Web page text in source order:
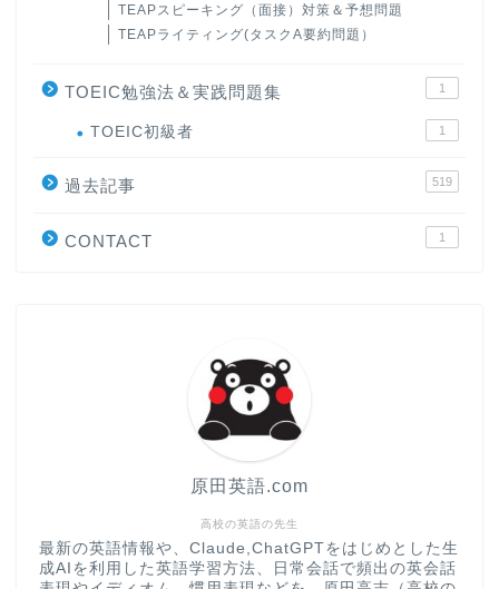
TEAPスピーキング（面接）対策＆予想問題
TEAPライティング(タスクA要約問題）
TOEIC勉強法＆実践問題集 1
TOEIC初級者 1
過去記事 519
CONTACT 1
高校の英語の先生
原田英語.com
最新の英語情報や、Claude,ChatGPTをはじめとした生
成AIを利用した英語学習方法、日常会話で頻出の英会話
大学入試英語対策講座
英語名言・格言・カッコい
い英語＆素敵な英文フレー